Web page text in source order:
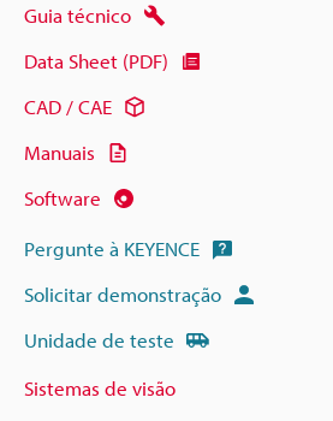
Guia técnico
Data Sheet (PDF)
CAD / CAE
Manuais
Software
Pergunte à KEYENCE
Solicitar demonstração
Unidade de teste
Sistemas de visão